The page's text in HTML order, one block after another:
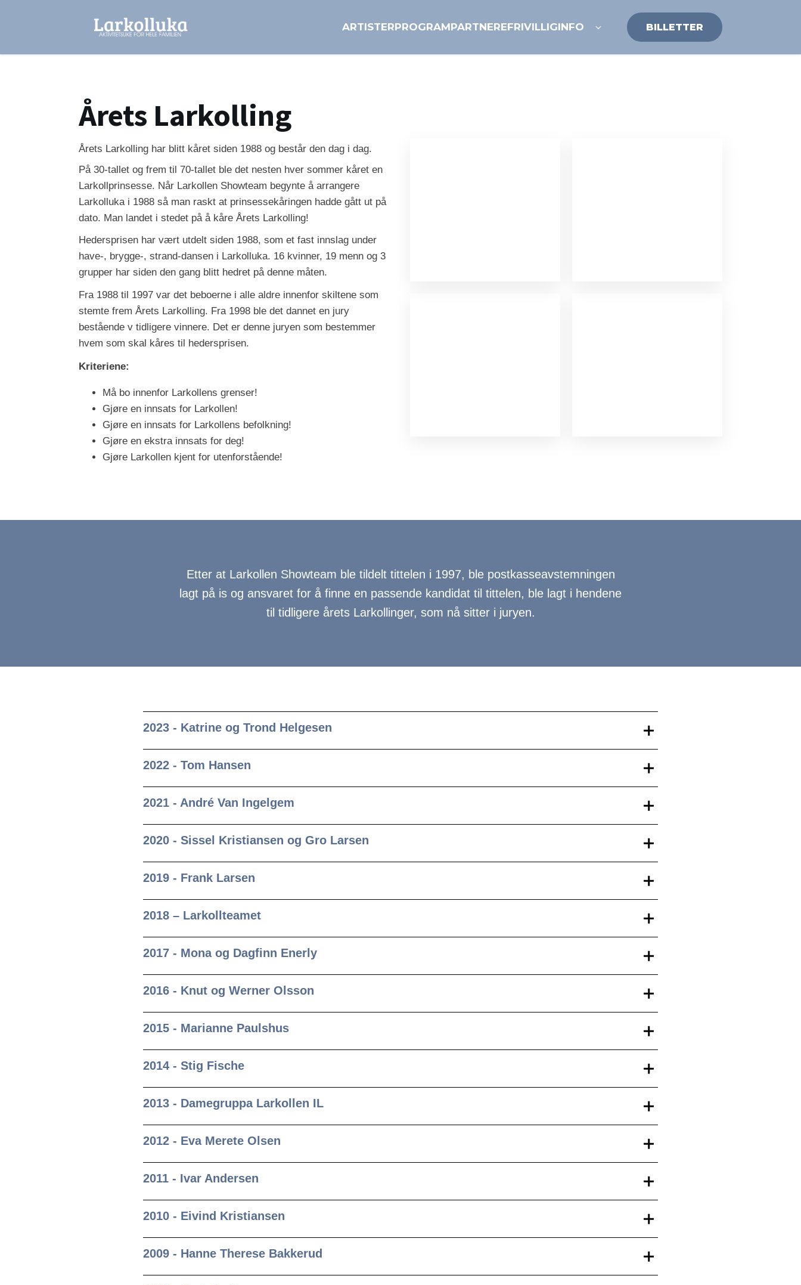
ARTISTERPROGRAMPARTNEREFRIVILLIGINFO BILLETTER
Årets Larkolling
Årets Larkolling har blitt kåret siden 1988 og består den dag i dag.
På 30-tallet og frem til 70-tallet ble det nesten hver sommer kåret en
Larkollprinsesse. Når Larkollen Showteam begynte å arrangere
Larkolluka i 1988 så man raskt at prinsessekåringen hadde gått ut på
dato. Man landet i stedet på å kåre Årets Larkolling!
Hedersprisen har vært utdelt siden 1988, som et fast innslag under
have-, brygge-, strand-dansen i Larkolluka. 16 kvinner, 19 menn og 3
grupper har siden den gang blitt hedret på denne måten.
Fra 1988 til 1997 var det beboerne i alle aldre innenfor skiltene som
stemte frem Årets Larkolling. Fra 1998 ble det dannet en jury
bestående v tidligere vinnere. Det er denne juryen som bestemmer
hvem som skal kåres til hedersprisen.
Kriteriene:
Må bo innenfor Larkollens grenser!
Gjøre en innsats for Larkollen!
Gjøre en innsats for Larkollens befolkning!
Gjøre en ekstra innsats for deg!
Gjøre Larkollen kjent for utenforstående!
Etter at Larkollen Showteam ble tildelt tittelen i 1997, ble postkasseavstemningen
lagt på is og ansvaret for å finne en passende kandidat til tittelen, ble lagt i hendene
til tidligere årets Larkollinger, som nå sitter i juryen.
2023 - Katrine og Trond Helgesen
2022 - Tom Hansen
2021 - André Van Ingelgem
2020 - Sissel Kristiansen og Gro Larsen
2019 - Frank Larsen
2018 – Larkollteamet
2017 - Mona og Dagfinn Enerly
2016 - Knut og Werner Olsson
2015 - Marianne Paulshus
2014 - Stig Fische
2013 - Damegruppa Larkollen IL
2012 - Eva Merete Olsen
2011 - Ivar Andersen
2010 - Eivind Kristiansen
2009 - Hanne Therese Bakkerud